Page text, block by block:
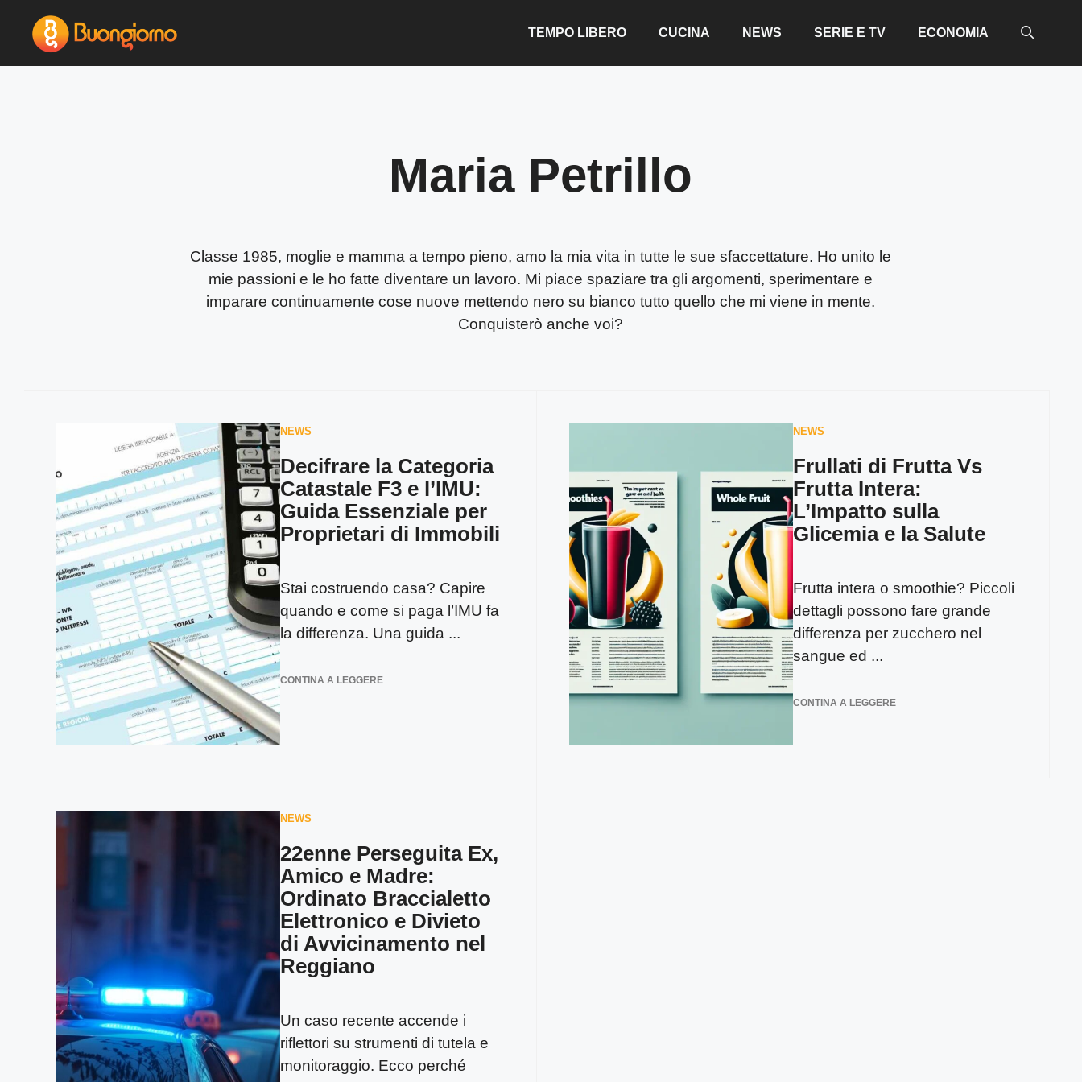
contenuto
TEMPO LIBERO CUCINA NEWS SERIE E TV ECONOMIA
Maria Petrillo
Classe 1985, moglie e mamma a tempo pieno, amo la mia vita in tutte le sue sfaccettature. Ho unito le
mie passioni e le ho fatte diventare un lavoro. Mi piace spaziare tra gli argomenti, sperimentare e
imparare continuamente cose nuove mettendo nero su bianco tutto quello che mi viene in mente.
Conquisterò anche voi?
NEWS
Decifrare la Categoria
Catastale F3 e l’IMU:
Guida Essenziale per
Proprietari di Immobili
Stai costruendo casa? Capire
quando e come si paga l’IMU fa
la differenza. Una guida ...
CONTINA A LEGGERE
NEWS
Frullati di Frutta Vs
Frutta Intera:
L’Impatto sulla
Glicemia e la Salute
Frutta intera o smoothie? Piccoli
dettagli possono fare grande
differenza per zucchero nel
sangue ed ...
CONTINA A LEGGERE
NEWS
22enne Perseguita Ex,
Amico e Madre:
Ordinato Braccialetto
Elettronico e Divieto
di Avvicinamento nel
Reggiano
Un caso recente accende i
riflettori su strumenti di tutela e
monitoraggio. Ecco perché